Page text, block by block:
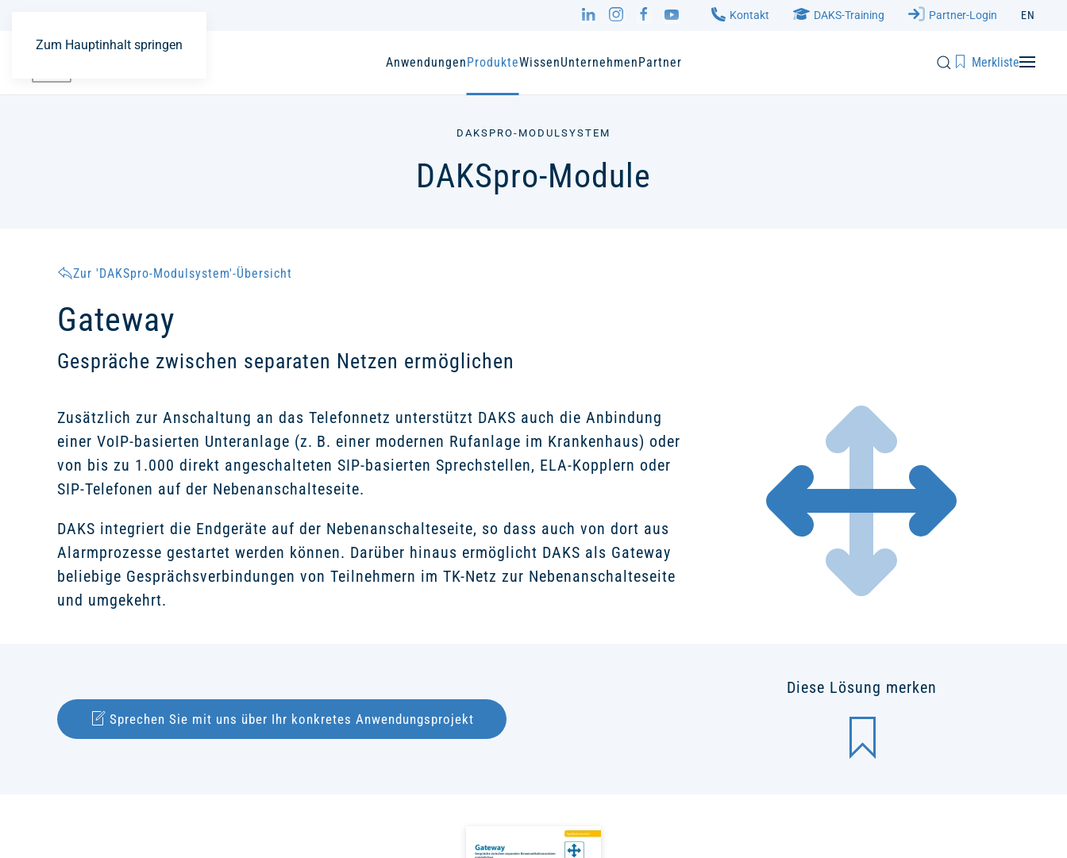
Zum Hauptinhalt springen
Kontakt DAKS-Training Partner-Login EN
AnwendungenProdukteWissenUnternehmenPartner Merkliste
DAKSPRO-MODULSYSTEM
DAKSpro-Module
Zur 'DAKSpro-Modulsystem'-Übersicht
Gateway
Gespräche zwischen separaten Netzen ermöglichen
Zusätzlich zur Anschaltung an das Telefonnetz unterstützt DAKS auch die Anbindung
einer VoIP-basierten Unteranlage (z. B. einer modernen Rufanlage im Krankenhaus) oder
von bis zu 1.000 direkt angeschalteten SIP-basierten Sprechstellen, ELA-Kopplern oder
SIP-Telefonen auf der Nebenanschalteseite.
DAKS integriert die Endgeräte auf der Nebenanschalteseite, so dass auch von dort aus
Alarmprozesse gestartet werden können. Darüber hinaus ermöglicht DAKS als Gateway
beliebige Gesprächsverbindungen von Teilnehmern im TK-Netz zur Nebenanschalteseite
und umgekehrt.
Sprechen Sie mit uns über Ihr konkretes Anwendungsprojekt
Diese Lösung merken